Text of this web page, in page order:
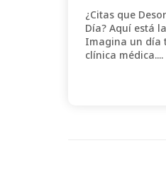
¿Citas que
Día? Aquí está
Imagina un día
clínica médica....